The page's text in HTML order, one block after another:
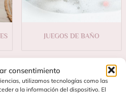
consentimiento
utilizamos tecnologías como las
a la información del dispositivo. El
JUEGOS DE BAÑO